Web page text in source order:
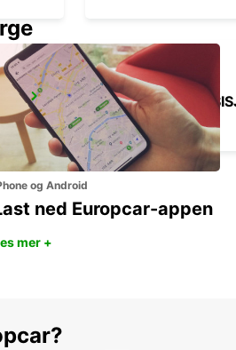
GOTHENBURG
ASKIM - SWEDEN
og Android
ned Europcar-appen
mer +